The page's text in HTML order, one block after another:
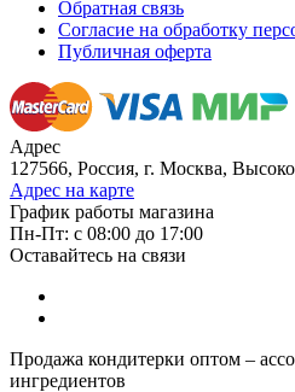
Обратная связь
Согласие на обработку
Публичная оферта
Адрес
127566, Россия, г. Москва,
Адрес на карте
График работы магазина
Пн-Пт: с 08:00 до 17:00
Оставайтесь на связи
Продажа кондитерки оптом –
ингредиентов